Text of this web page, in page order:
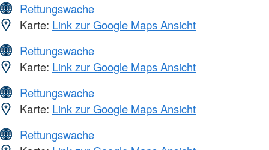
Rettungswache
Karte: Link zur Google Maps Ansicht
Rettungswache
Karte: Link zur Google Maps Ansicht
Rettungswache
Karte: Link zur Google Maps Ansicht
Rettungswache